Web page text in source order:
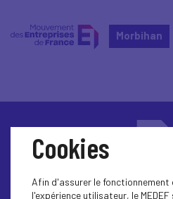
Morbihan
Contactez-
Cookies
Afin d'assurer le fonctionnement
l'expérience utilisateur, le